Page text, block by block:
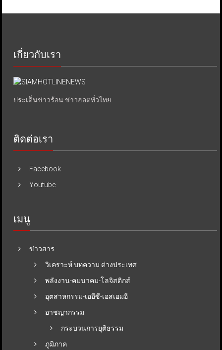
เกี่ยวกับเรา
ประเด็นข่าวร้อน ข่าวฮอตทั่วไทย.
ติดต่อเรา
Facebook
Youtube
เมนู
ข่าวสาร
วิเคราะห์ บทความ ต่างประเทศ
พลังงาน-คมนาคม-โลจิสติกส์
อุตสาหกรรม-เออีซี-เอสเอมอี
อาชญากรรม
กระบวนการยุติธรรม
ภูมิภาค